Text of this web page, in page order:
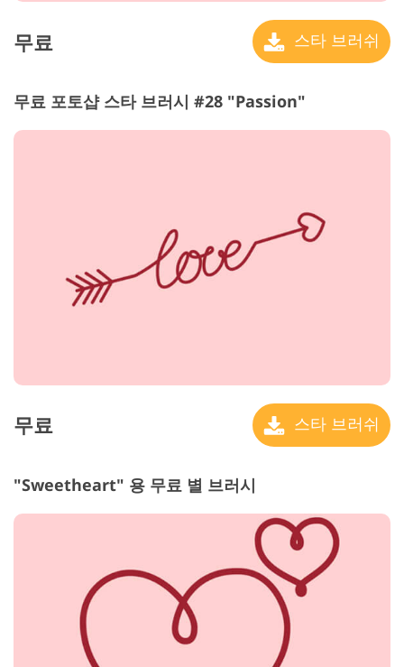
무료 스타 브러쉬
무료 포토샵 스타 브러시 #28 "Passion"
무료 스타 브러쉬
"Sweetheart" 용 무료 별 브러시